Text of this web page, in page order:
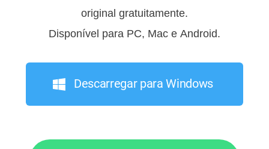
original gratuitamente.
Disponível para PC, Mac e Android.
Descarregar para Windows